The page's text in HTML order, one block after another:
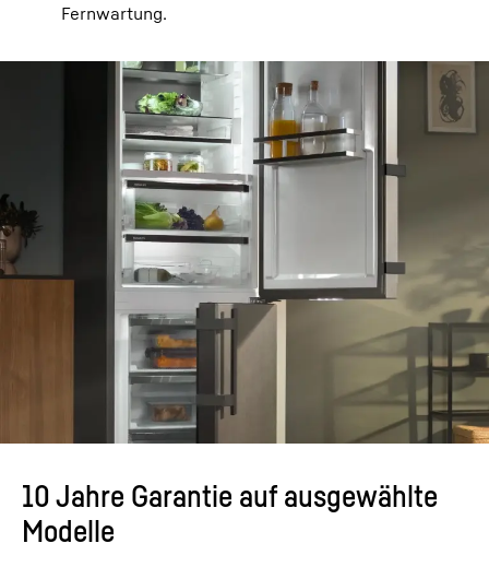
Fernwartung.
10 Jahre Garantie auf ausgewählte
Modelle